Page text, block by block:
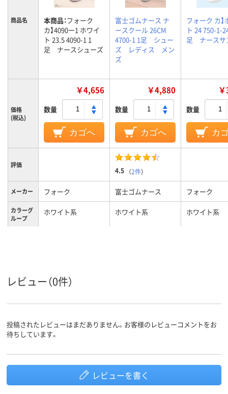
商品名 本商品：フォーク
カ】4090ー1 ホワイ
ト 23.5 4090-1 1
足 ナースシューズ
富士ゴムナース ナ
ースクール 26CM
4700-1 1足 シュー
ズ レディス メン
ズ
フォーク カ】
ト 24 750-1-
足 ナースサ
価格
(税込)
￥4,656
数量
カゴへ
￥4,880
数量
カゴへ
数量
カ
評価
4.5 （2件）
メーカー フォーク 富士ゴムナース フォーク
カラーグ
ループ
ホワイト系 ホワイト系 ホワイト系
レビュー（0件）
投稿されたレビューはまだありません。お客様のレビューコメントをお
待ちしています。
レビューを書く